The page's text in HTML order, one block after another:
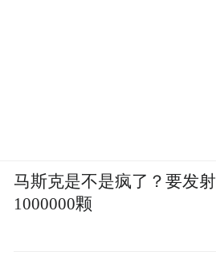
马斯克是不是疯了？要发射
1000000颗